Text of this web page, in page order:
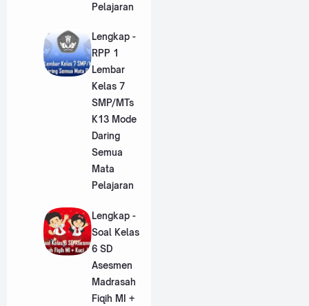
Pelajaran
Lengkap -
RPP 1
Lembar
Kelas 7
SMP/MTs
K13 Mode
Daring
Semua
Mata
Pelajaran
Lengkap -
Soal Kelas
6 SD
Asesmen
Madrasah
Fiqih MI +